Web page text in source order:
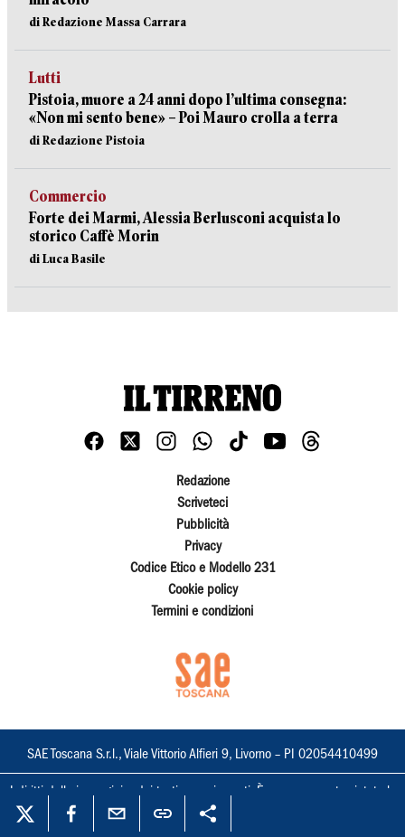
di Redazione Massa Carrara
Lutti
Pistoia, muore a 24 anni dopo l’ultima consegna:
«Non mi sento bene» – Poi Mauro crolla a terra
di Redazione Pistoia
Commercio
Forte dei Marmi, Alessia Berlusconi acquista lo
storico Caffè Morin
di Luca Basile
Redazione
Scriveteci
Pubblicità
Privacy
Codice Etico e Modello 231
Cookie policy
Termini e condizioni
SAE Toscana S.r.l., Viale Vittorio Alfieri 9, Livorno – PI 02054410499
I diritti delle immagini e dei testi sono riservati. È espressamente vietata la
loro riproduzione con qualsiasi mezzo e l'adattamento totale o parziale.